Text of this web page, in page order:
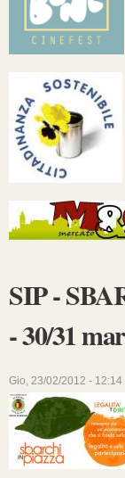
SIP -
- 30/31
Gio, 23/02/2012 - 12:14